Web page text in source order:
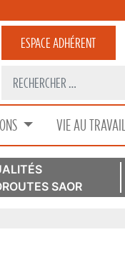
ESPACEADHÉRENT
VIE AU TRAVAIL
SAOR